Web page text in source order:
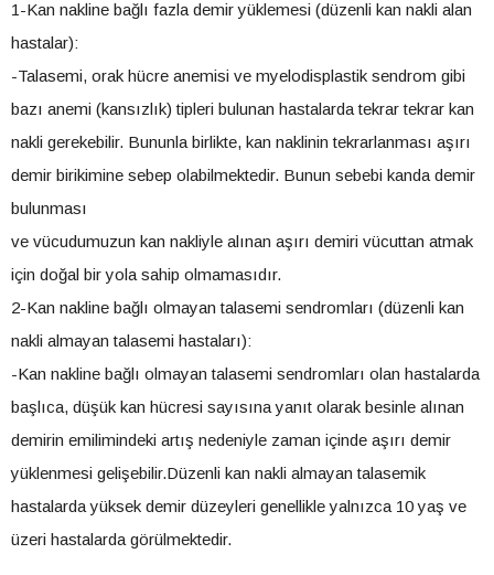
1-Kan nakline bağlı fazla demir yüklemesi (düzenli kan nakli alan
hastalar):
-Talasemi, orak hücre anemisi ve myelodisplastik sendrom gibi
bazı anemi (kansızlık) tipleri bulunan hastalarda tekrar tekrar kan
nakli gerekebilir. Bununla birlikte, kan naklinin tekrarlanması aşırı
demir birikimine sebep olabilmektedir. Bunun sebebi kanda demir
bulunması
ve vücudumuzun kan nakliyle alınan aşırı demiri vücuttan atmak
için doğal bir yola sahip olmamasıdır.
2-Kan nakline bağlı olmayan talasemi sendromları (düzenli kan
nakli almayan talasemi hastaları):
-Kan nakline bağlı olmayan talasemi sendromları olan hastalarda
başlıca, düşük kan hücresi sayısına yanıt olarak besinle alınan
demirin emilimindeki artış nedeniyle zaman içinde aşırı demir
yüklenmesi gelişebilir.Düzenli kan nakli almayan talasemik
hastalarda yüksek demir düzeyleri genellikle yalnızca 10 yaş ve
üzeri hastalarda görülmektedir.